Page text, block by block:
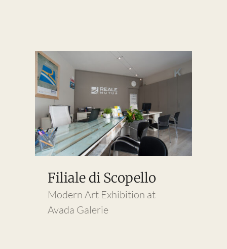
Filiale di Scopello
Modern Art Exhibition at
Avada Galerie